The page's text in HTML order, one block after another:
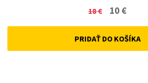
18€
Original
price
was:
10 €
price
is:
PRIDAŤ DO KOŠÍKA